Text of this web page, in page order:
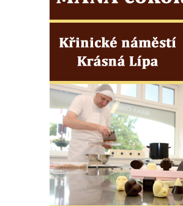
Walthera von der Vogelweide v Duchcově
Památník obětem holokaustu v Lipové ulici
v Duchcově
Pomník obětem válek v Jeníkově
Pamětní deska obětem 1. světové války na
kapli Panny Marie v Lahošti
Pomník obětem 2. světové války v parku v
Mikulášovicích
Pomník obětem bombardování 8. 5. 1945 v